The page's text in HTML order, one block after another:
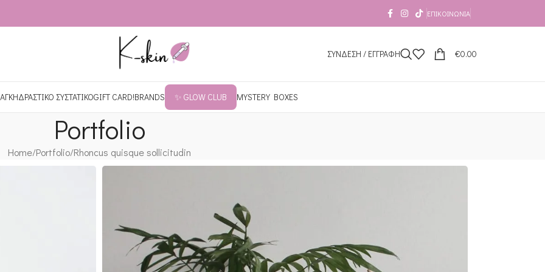
ΕΠΙΚΟΙΝΩΝΊΑ
ΣΥΝΔΕΣΗ / ΕΓΓΡΑΦΗ €0.00
ΔΡΑΣΤΙΚΟ ΣΥΣΤΑΤΙΚΟGIFT CARD!BRANDS ✨ GLOW CLUB MYSTERY BOXES
Portfolio
Home Portfolio Rhoncus quisque sollicitudin